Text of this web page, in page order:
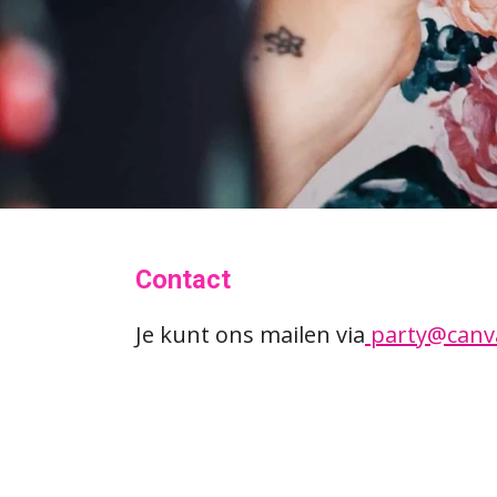
Contact
Je kunt ons mailen via